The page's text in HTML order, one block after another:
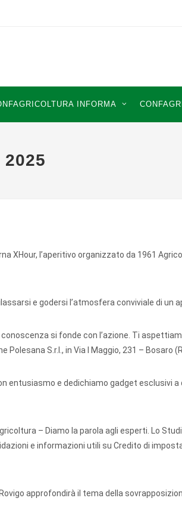
INFORMA
2025
XHour, l ’aperitivo organizzato da 1961
e godersi l ’atmosfera conviviale di un
si fonde con l ’azione. Ti
S.r.l., in Via I Maggio, 231 – Bosaro
entusiasmo e dedichiamo gadget esclusivi
– Diamo la parola agli esperti. Lo
e informazioni utili su Credito di
approfondirà il tema della